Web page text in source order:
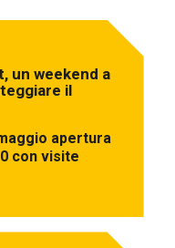
un weekend a
il
apertura
con visite